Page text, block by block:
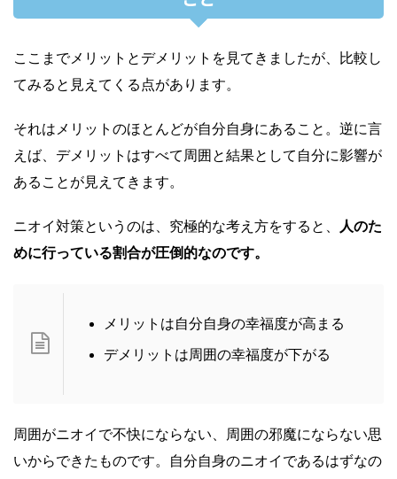
ここまでメリットとデメリットを見てきましたが、比較し
てみると見えてくる点があります。
それはメリットのほとんどが自分自身にあること。逆に言
えば、デメリットはすべて周囲と結果として自分に影響が
あることが見えてきます。
ニオイ対策というのは、究極的な考え方をすると、
人のた
めに行っている割合が圧倒的なのです。
メリットは自分自身の幸福度が高まる
デメリットは周囲の幸福度が下がる
周囲がニオイで不快にならない、周囲の邪魔にならない思
いからできたものです。自分自身のニオイであるはずなの